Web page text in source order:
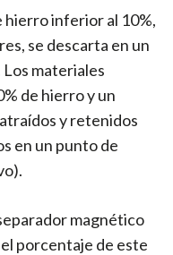
hierro inferior al 10%,
se descarta en un
materiales
de hierro y un
y retenidos
en un punto de
magnético
porcentaje de este